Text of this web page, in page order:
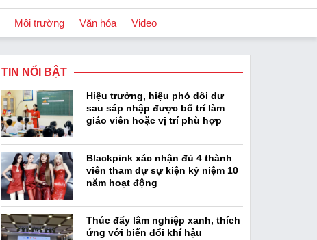
Môi trường Văn hóa
Podcast
Video
TIN NỔI BẬT
Hiệu trưởng, hiệu phó dôi dư
sau sáp nhập được bố trí làm
giáo viên hoặc vị trí phù hợp
Blackpink xác nhận đủ 4 thành
viên tham dự sự kiện kỷ niệm 10
năm hoạt động
Thúc đẩy lâm nghiệp xanh, thích
ứng với biến đổi khí hậu